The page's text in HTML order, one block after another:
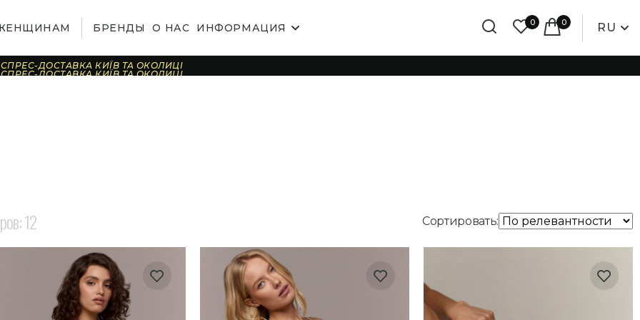
БРЕНДЫ О НАС ИНФОРМАЦИЯ 0 0 RU
ДОСТАВКА КИЇВ ТА ОКОЛИЦІ
ДОСТАВКА КИЇВ ТА ОКОЛИЦІ
ДОСТАВКА КИЇВ ТА ОКОЛИЦІ
ДОСТАВКА КИЇВ ТА ОКОЛИЦІ
ДОСТАВКА КИЇВ ТА ОКОЛИЦІ
12 Сортировать: